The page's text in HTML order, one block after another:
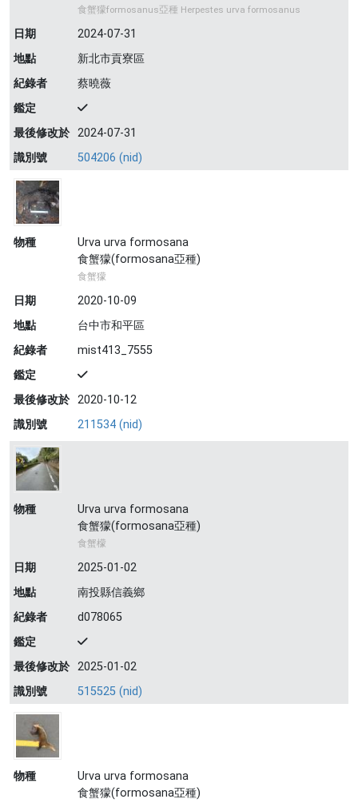
食蟹獴formosanus亞種 Herpestes urva formosanus
日期
2024-07-31
地點
新北市貢寮區
紀錄者
蔡曉薇
鑑定
最後修改於 2024-07-31
識別號
504206 (nid)
物種
Urva urva formosana
食蟹獴(formosana亞種)
食蟹獴
日期
2020-10-09
地點
台中市和平區
紀錄者
mist413_7555
鑑定
最後修改於 2020-10-12
識別號
211534 (nid)
物種
Urva urva formosana
食蟹獴(formosana亞種)
食蟹檬
日期
2025-01-02
地點
南投縣信義鄉
紀錄者
d078065
鑑定
最後修改於 2025-01-02
識別號
515525 (nid)
物種
Urva urva formosana
食蟹獴(formosana亞種)